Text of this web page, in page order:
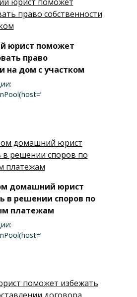
юрист поможет
право
на дом с участком
домашний юрист
в решении споров по
платежам